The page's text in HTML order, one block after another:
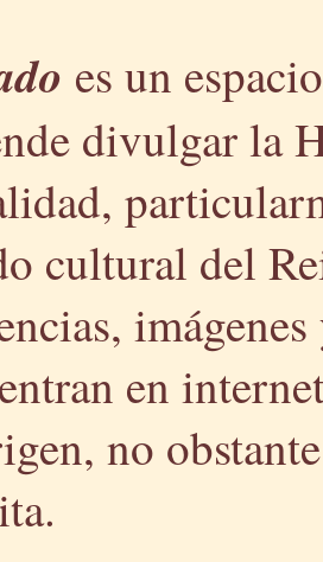
es un
divulgar la
cultural del
en
no